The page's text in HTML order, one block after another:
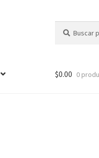
por:
$0.00 0